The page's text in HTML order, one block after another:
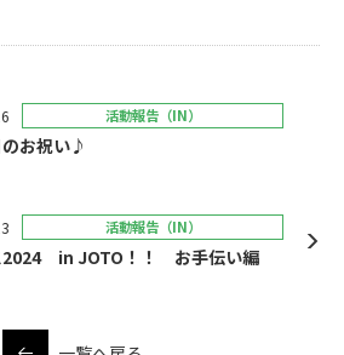
活動報告（IN）
お祝い♪
活動報告（IN）
2024 in JOTO！！ お手伝い編